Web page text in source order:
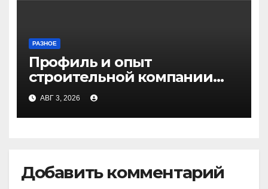
РАЗНОЕ
Профиль и опыт
строительной компании
Медичи
АВГ 3, 2026
Добавить комментарий